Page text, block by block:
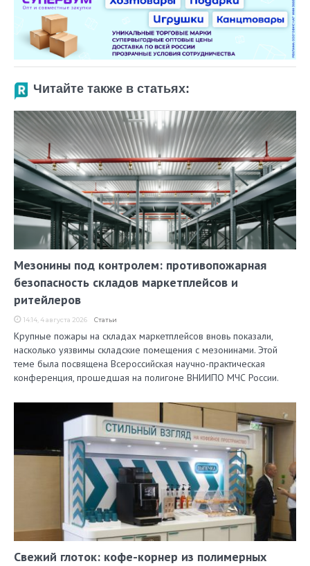
Читайте также в статьях:
Мезонины под контролем: противопожарная
безопасность складов маркетплейсов и
ритейлеров
14:14, 4 августа 2026 Статьи
Крупные пожары на складах маркетплейсов вновь показали,
насколько уязвимы складские помещения с мезонинами. Этой
теме была посвящена Всероссийская научно-практическая
конференция, прошедшая на полигоне ВНИИПО МЧС России.
Свежий глоток: кофе-корнер из полимерных